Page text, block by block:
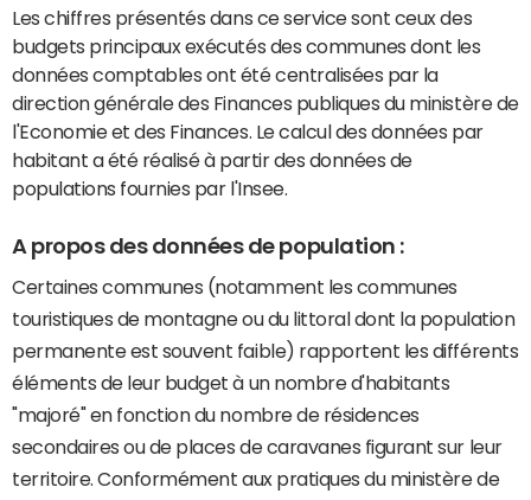
Les chiffres présentés dans ce service sont ceux des
budgets principaux exécutés des communes dont les
données comptables ont été centralisées par la
direction générale des Finances publiques du ministère de
l'Economie et des Finances. Le calcul des données par
habitant a été réalisé à partir des données de
populations fournies par l'Insee.
A propos des données de population :
Certaines communes (notamment les communes
touristiques de montagne ou du littoral dont la population
permanente est souvent faible) rapportent les différents
éléments de leur budget à un nombre d'habitants
"majoré" en fonction du nombre de résidences
secondaires ou de places de caravanes figurant sur leur
territoire. Conformément aux pratiques du ministère de